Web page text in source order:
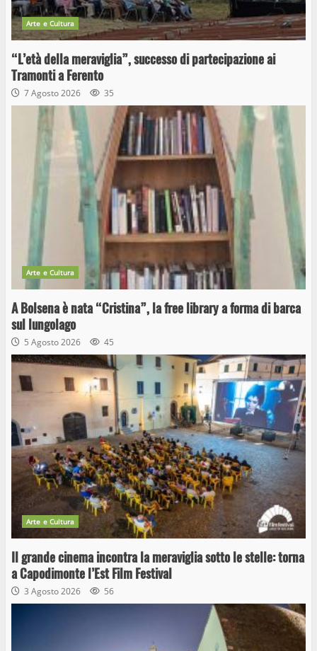
Arte e Cultura
“L’età della meraviglia”, successo di partecipazione ai
Tramonti a Ferento
7 Agosto 2026 35
Arte e Cultura
A Bolsena è nata “Cristina”, la free library a forma di barca
sul lungolago
5 Agosto 2026 45
Arte e Cultura
Il grande cinema incontra la meraviglia sotto le stelle: torna
a Capodimonte l’Est Film Festival
3 Agosto 2026 56